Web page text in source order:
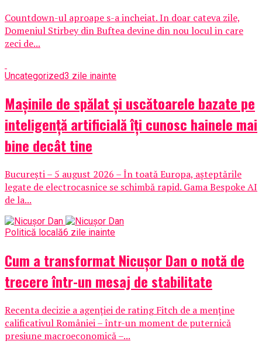
Countdown-ul aproape s-a incheiat. In doar cateva zile,
Domeniul Stirbey din Buftea devine din nou locul in care
zeci de...
Uncategorized3 zile inainte
Mașinile de spălat și uscătoarele bazate pe
inteligență artificială îți cunosc hainele mai
bine decât tine
București – 5 august 2026 – În toată Europa, așteptările
legate de electrocasnice se schimbă rapid. Gama Bespoke AI
de la...
Politică locală6 zile inainte
Cum a transformat Nicușor Dan o notă de
trecere într-un mesaj de stabilitate
Recenta decizie a agenției de rating Fitch de a menține
calificativul României – într-un moment de puternică
presiune macroeconomică –...